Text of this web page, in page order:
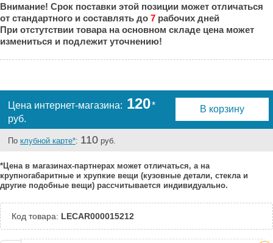
Порт:
Великий Новгород: Под заказ
Краснодар:
Под заказ
Челябинск:
Есть
Внимание! Срок поставки этой позиции может отличаться
от стандартного и составлять до 7 рабочих дней
При отстутствии товара на основном складе цена может
измениться и подлежит уточнению!
Цена интернет-магазина: 120*
руб.
В корзину
По клубной карте*: 110 руб.
*Цена в магазинах-партнерах может отличаться, а на
крупногабаритные и хрупкие вещи (кузовные детали, стекла и
другие подобные вещи) рассчитывается индивидуально.
Код товара: LECAR000015212